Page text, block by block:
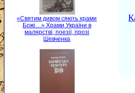
«Святим дивом сяють храми
Божі…» Храми України в
малярстві, поезії, прозі
Шевченка